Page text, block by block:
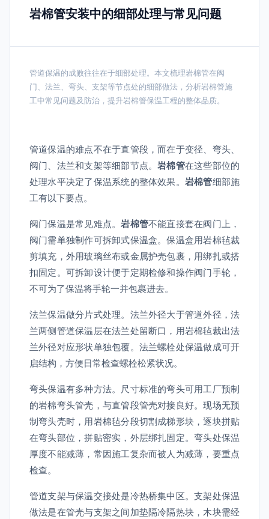
岩棉管安装中的细部处理与常见问题
管道保温的成败往往在于细部处理。本文梳理岩棉管在阀
门、法兰、弯头、支架等节点处的细部做法，分析岩棉管施
工中常见问题及防治，提升岩棉管保温工程的整体品质。
管道保温的难点不在于直管段，而在于变径、弯头、
阀门、法兰和支架等细部节点。岩棉管在这些部位的
处理水平决定了保温系统的整体效果。 岩棉管细部施
工有以下要点。
阀门保温是常见难点。岩棉管不能直接套在阀门上，
阀门需单独制作可拆卸式保温盒。保温盒用岩棉毡裁
剪填充，外用玻璃丝布或金属护壳包裹，用绑扎或搭
扣固定。可拆卸设计便于定期检修和操作阀门手轮，
不可为了保温将手轮一并包裹进去。
法兰保温做分片式处理。法兰外径大于管道外径，法
兰两侧管道保温层在法兰处留断口，用岩棉毡裁出法
兰外径对应形状单独包覆。法兰螺栓处保温做成可开
启结构，方便日常检查螺栓松紧状况。
弯头保温有多种方法。尺寸标准的弯头可用工厂预制
的岩棉弯头管壳，与直管段管壳对接良好。现场无预
制弯头壳时，用岩棉毡分段切割成梯形块，逐块拼贴
在弯头部位，拼贴密实，外层绑扎固定。弯头处保温
厚度不能减薄，常因施工复杂而被人为减薄，要重点
检查。
管道支架与保温交接处是冷热桥集中区。支架处保温
做法是在管壳与支架之间加垫隔冷隔热块，木块需经